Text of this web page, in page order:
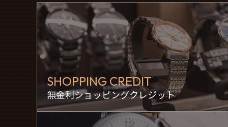
SHOPPING CREDIT
無金利ショッピングクレジット